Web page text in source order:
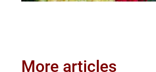
More articles